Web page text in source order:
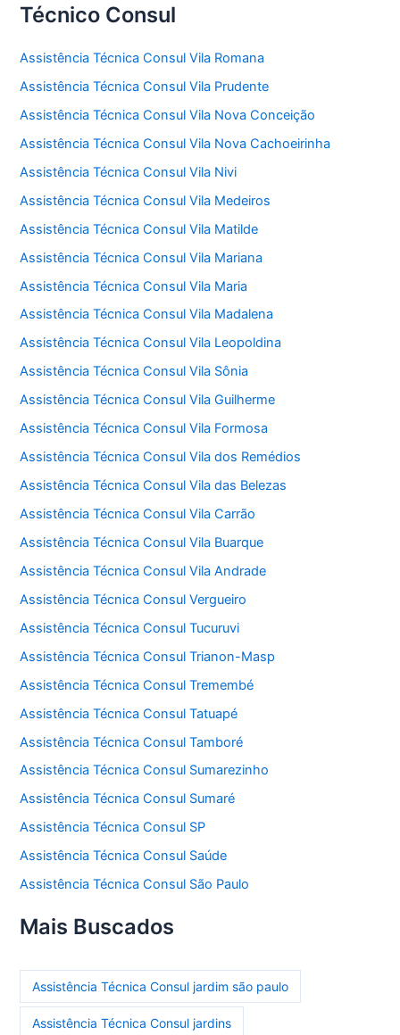
Técnico Consul
Assistência Técnica Consul Vila Romana
Assistência Técnica Consul Vila Prudente
Assistência Técnica Consul Vila Nova Conceição
Assistência Técnica Consul Vila Nova Cachoeirinha
Assistência Técnica Consul Vila Nivi
Assistência Técnica Consul Vila Medeiros
Assistência Técnica Consul Vila Matilde
Assistência Técnica Consul Vila Mariana
Assistência Técnica Consul Vila Maria
Assistência Técnica Consul Vila Madalena
Assistência Técnica Consul Vila Leopoldina
Assistência Técnica Consul Vila Sônia
Assistência Técnica Consul Vila Guilherme
Assistência Técnica Consul Vila Formosa
Assistência Técnica Consul Vila dos Remédios
Assistência Técnica Consul Vila das Belezas
Assistência Técnica Consul Vila Carrão
Assistência Técnica Consul Vila Buarque
Assistência Técnica Consul Vila Andrade
Assistência Técnica Consul Vergueiro
Assistência Técnica Consul Tucuruvi
Assistência Técnica Consul Trianon-Masp
Assistência Técnica Consul Tremembé
Assistência Técnica Consul Tatuapé
Assistência Técnica Consul Tamboré
Assistência Técnica Consul Sumarezinho
Assistência Técnica Consul Sumaré
Assistência Técnica Consul SP
Assistência Técnica Consul Saúde
Assistência Técnica Consul São Paulo
Mais Buscados
Assistência Técnica Consul jardim são paulo
Assistência Técnica Consul jardins